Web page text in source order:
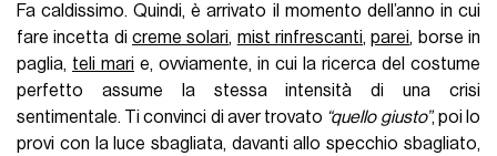
Fa caldissimo. Quindi, è arrivato il momento dell’anno in cui
fare incetta dicreme solari, mist rinfrescanti,parei, borse in
paglia, teli mari e, ovviamente, in cui la ricerca del costume
perfetto assume la stessa intensità di una crisi
sentimentale. Ti convinci di aver trovato “quello giusto”, poi lo
provi con la luce sbagliata, davanti allo specchio sbagliato,